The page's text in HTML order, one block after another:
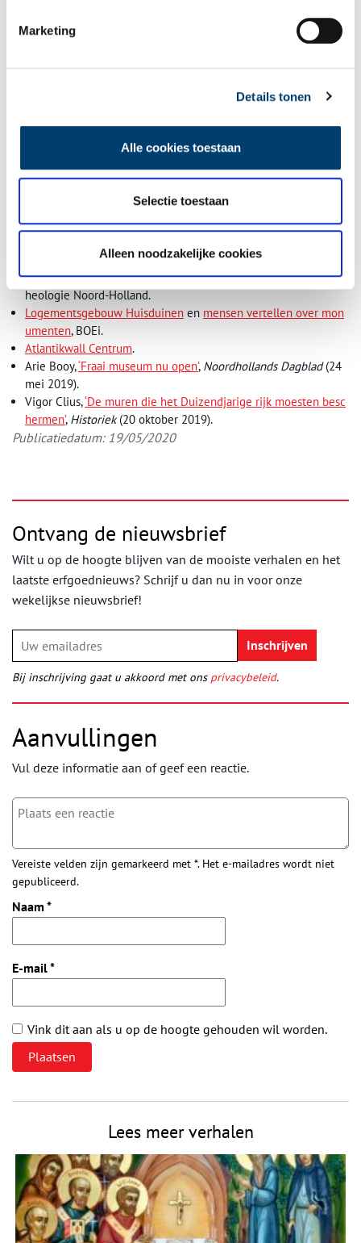
Marketing
Details tonen
Alle cookies toestaan
Selectie toestaan
Alleen noodzakelijke cookies
Tentoonstellingsontwerp voor het nieuwe Atlantikwall Centrum. Beeld:
Atlantikwall Centrum.
Logementsgebouw Huisduinen, Steunpunt Monumenten & Arc
heologie Noord-Holland.
Logementsgebouw Huisduinen en mensen vertellen over mon
umenten, BOEi.
Atlantikwall Centrum.
Arie Booy,‘Fraai museum nu open’, Noordhollands Dagblad(24
mei 2019).
Vigor Clius,‘De muren die het Duizendjarige rijk moesten besc
hermen’, Historiek(20 oktober 2019).
Publicatiedatum: 19/05/2020
Ontvang de nieuwsbrief
Wilt u op de hoogte blijven van de mooiste verhalen en het
laatste erfgoednieuws? Schrijf u dan nu in voor onze
wekelijkse nieuwsbrief!
Bij inschrijving gaat u akkoord met ons privacybeleid.
Aanvullingen
Vul deze informatie aan of geef een reactie.
Vereiste velden zijn gemarkeerd met *. Het e-mailadres wordt niet
gepubliceerd.
Naam *
E-mail*
Vink dit aan als u op de hoogte gehouden wil worden.
Lees meer verhalen